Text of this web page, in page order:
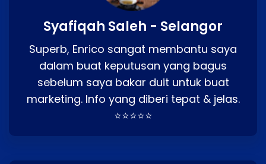
Syafiqah Saleh - Selangor
Superb, Enrico sangat membantu saya
dalam buat keputusan yang bagus
sebelum saya bakar duit untuk buat
marketing. Info yang diberi tepat & jelas.
⭐⭐⭐⭐⭐